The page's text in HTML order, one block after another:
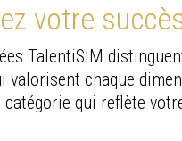
votre
TalentiSIM
valorisent chaque
qui reflète